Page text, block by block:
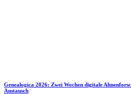
Genealogica 2026: Zwei Wochen digitale
Austausch